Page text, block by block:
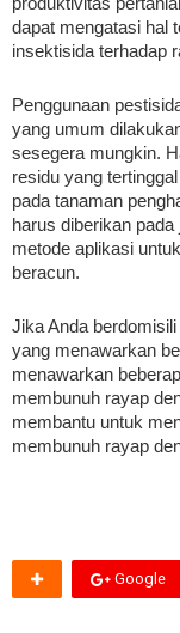
dapat mengatasi hal
insektisida terhadap
Penggunaan
yang umum
sesegera mungkin.
residu yang
pada tanaman
harus diberikan
metode aplikasi
beracun.
Jika Anda
yang menawarkan
menawarkan
membunuh rayap
membantu untuk
membunuh rayap
Google